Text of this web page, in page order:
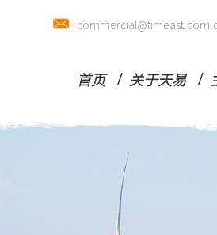
首页 关于天易